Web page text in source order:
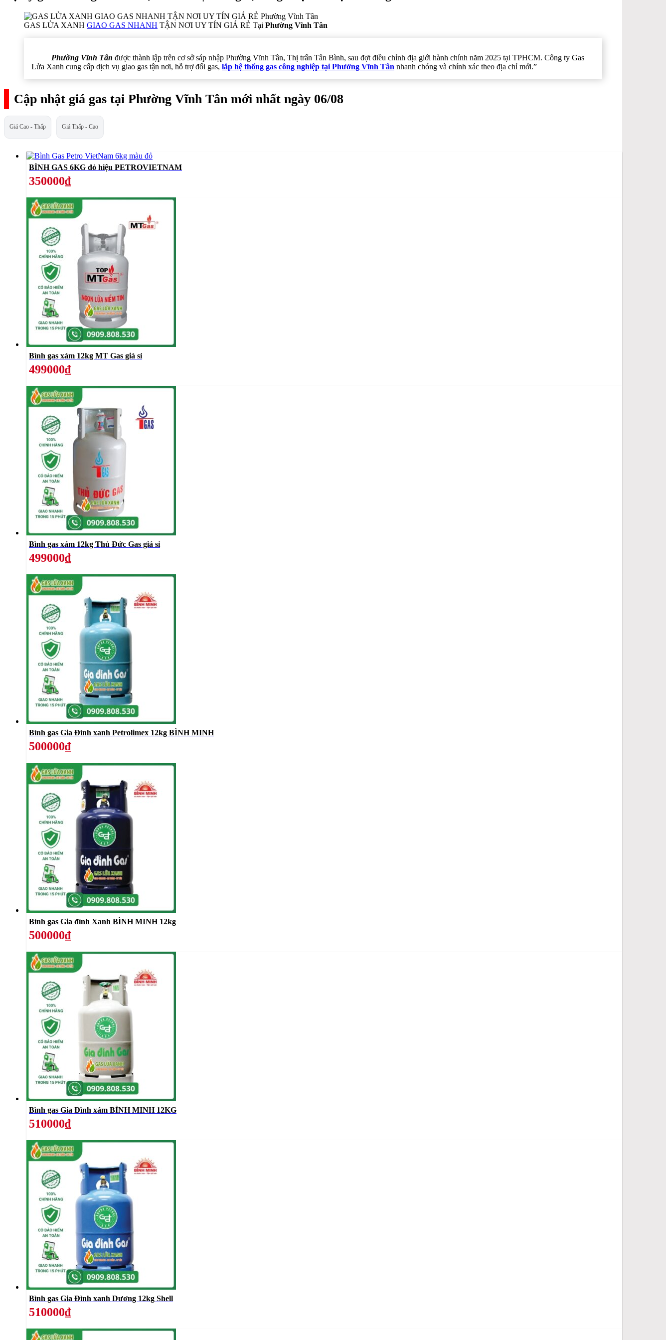
GAS LỬA XANH GIAO GAS NHANH TẬN NƠI UY TÍN GIÁ RẺ Tại Phường Vĩnh Tân
Phường Vĩnh Tân được thành lập trên cơ sở sáp nhập Phường Vĩnh Tân, Thị trấn Tân Bình, sau đợt điều chỉnh địa giới hành chính năm 2025 tại TPHCM. Công ty Gas
Lửa Xanh cung cấp dịch vụ giao gas tận nơi, hỗ trợ đổi gas, lắp hệ thống gas công nghiệp tại Phường Vĩnh Tân nhanh chóng và chính xác theo địa chỉ mới.”
Cập nhật giá gas tại Phường Vĩnh Tân mới nhất ngày 06/08
Giá Cao - Thấp Giá Thấp - Cao
BÌNH GAS 6KG đỏ hiệu PETROVIETNAM
350000₫
Bình gas xám 12kg MT Gas giá sỉ
499000₫
Bình gas xám 12kg Thủ Đức Gas giá sỉ
499000₫
Bình gas Gia Đình xanh Petrolimex 12kg BÌNH MINH
500000₫
Bình gas Gia đình Xanh BÌNH MINH 12kg
500000₫
Bình gas Gia Đình xám BÌNH MINH 12KG
510000₫
Bình gas Gia Đình xanh Dương 12kg Shell
510000₫